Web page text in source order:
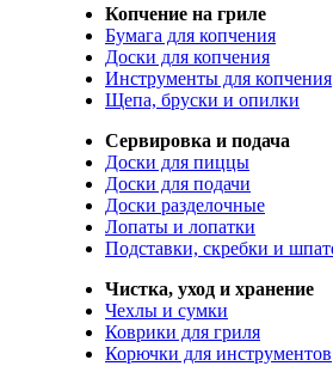
Копчение на гриле
Бумага для копчения
Доски для копчения
Инструменты для копчения
Щепа, бруски и опилки
Сервировка и подача
Доски для пиццы
Доски для подачи
Доски разделочные
Лопаты и лопатки
Подставки, скребки и
Чистка, уход и хранение
Чехлы и сумки
Коврики для гриля
Корючки для инструментов